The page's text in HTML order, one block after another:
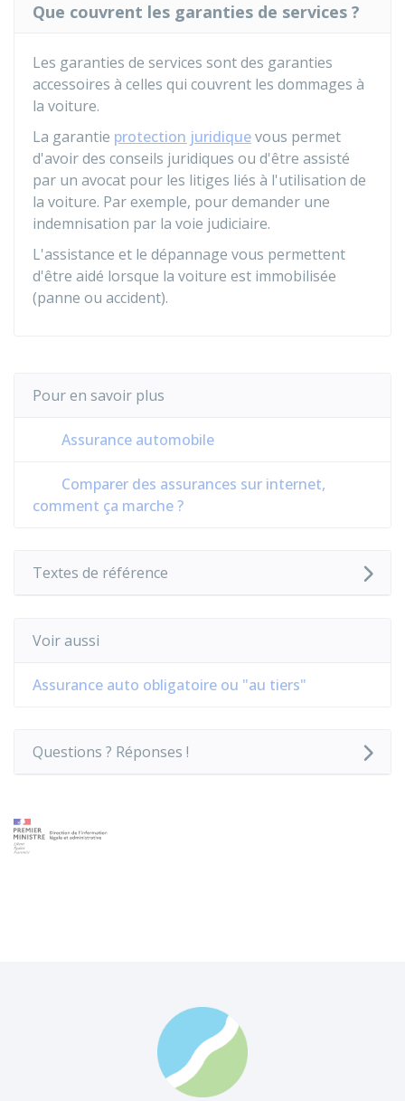
Que couvrent les garanties de services ?
Les garanties de services sont des garanties
accessoires à celles qui couvrent les dommages à
la voiture.
La garantie protection juridiquevous permet
d'avoir des conseils juridiques ou d'être assisté
par un avocat pour les litiges liés à l'utilisation de
la voiture. Par exemple, pour demander une
indemnisation par la voie judiciaire.
L'assistance et le dépannage vous permettent
d'être aidé lorsque la voiture est immobilisée
(panne ou accident).
Pour en savoir plus
Assurance automobile
Comparer des assurances sur internet,
comment ça marche ?
Textes de référence
Voir aussi
Assurance auto obligatoire ou "au tiers"
Questions ? Réponses !